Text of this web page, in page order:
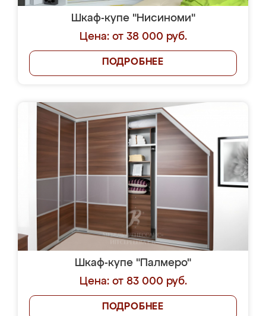
Шкаф-купе "Нисиноми"
Цена: от 38 000 руб.
ПОДРОБНЕЕ
Шкаф-купе "Палмеро"
Цена: от 83 000 руб.
ПОДРОБНЕЕ